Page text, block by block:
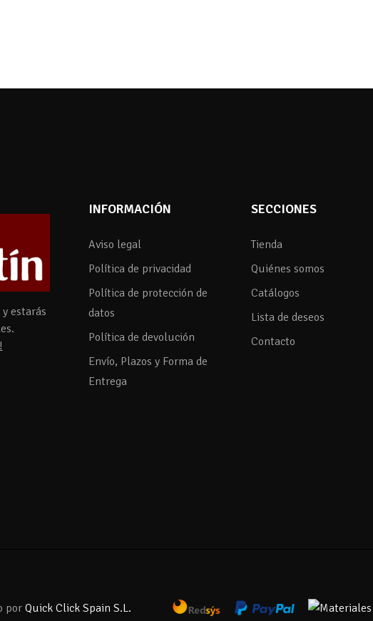
y estarás
INFORMACIÓN
Aviso legal
Política de privacidad
Política de protección de
datos
Política de devolución
Envío, Plazos y Forma de
Entrega
SECCIONES
Tienda
Quiénes somos
Catálogos
Lista de deseos
Contacto
por Quick Click Spain S.L.